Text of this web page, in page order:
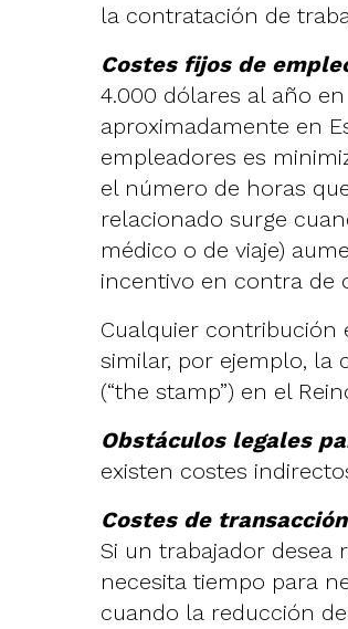
la contratación de
Costes fijos de
4.000 dólares al año
aproximadamente en
empleadores es
el número de horas
relacionado surge
médico o de viaje)
incentivo en contra de
Cualquier contribución
similar, por ejemplo, la
(“the stamp”) en el
Obstáculos legales
existen costes
Costes de transacción
Si un trabajador desea
necesita tiempo para
cuando la reducción